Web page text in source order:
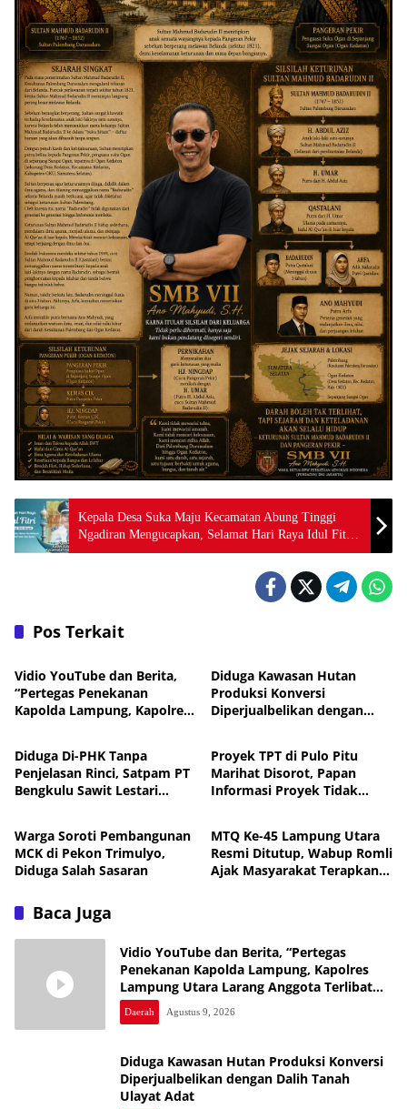
Kepala Desa Suka Maju Kecamatan Abung Tinggi
Ngadiran Mengucapkan, Selamat Hari Raya Idul Fitri
1446 H
Pos Terkait
Daerah
Vidio YouTube dan Berita,
“Pertegas Penekanan
Kapolda Lampung, Kapolres
Judol, KDRT dan
Perselingkuhan”
Diduga Kawasan Hutan
Produksi Konversi
Diperjualbelikan dengan
Daerah
Diduga Di-PHK Tanpa
Penjelasan Rinci, Satpam PT
Bengkulu Sawit Lestari
Daerah
Proyek TPT di Pulo Pitu
Marihat Disorot, Papan
Informasi Proyek Tidak
Daerah
Warga Soroti Pembangunan
MCK di Pekon Trimulyo,
Diduga Salah Sasaran
Daerah
MTQ Ke-45 Lampung Utara
Resmi Ditutup, Wabup Romli
Ajak Masyarakat Terapkan
Baca Juga
Vidio YouTube dan Berita, “Pertegas
Penekanan Kapolda Lampung, Kapolres
Lampung Utara Larang Anggota Terlibat
Narkoba, Judol, KDRT dan Perselingkuhan”
Daerah Agustus 9, 2026
Diduga Kawasan Hutan Produksi Konversi
Diperjualbelikan dengan Dalih Tanah
Ulayat Adat